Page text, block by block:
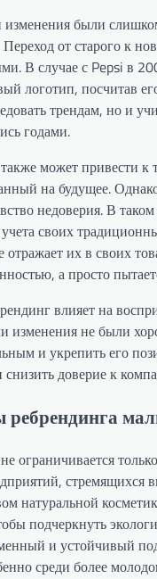
изменения были
от старого к
В случае с Pepsi в
логотип, посчитав
трендам, но и
годами.
может привести
на будущее.
недоверия. В
учета своих
отражает их в своих
а просто
влияет на
изменения не были
и укрепить его
доверие к
ограничивается
натуральной
подчеркнуть
и устойчивый
среди более